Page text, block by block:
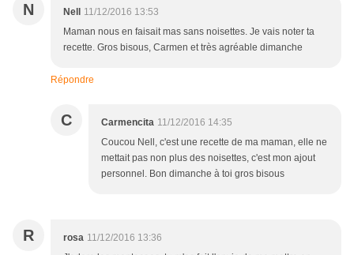
N Nell
11/12/2016 13:53
Maman nous en faisait mas sans noisettes. Je vais noter ta
recette. Gros bisous, Carmen et très agréable dimanche
Répondre
C Carmencita 11/12/2016 14:35
Coucou Nell, c'est une recette de ma maman, elle ne
mettait pas non plus des noisettes, c'est mon ajout
personnel. Bon dimanche à toi gros bisous
R rosa 11/12/2016 13:36